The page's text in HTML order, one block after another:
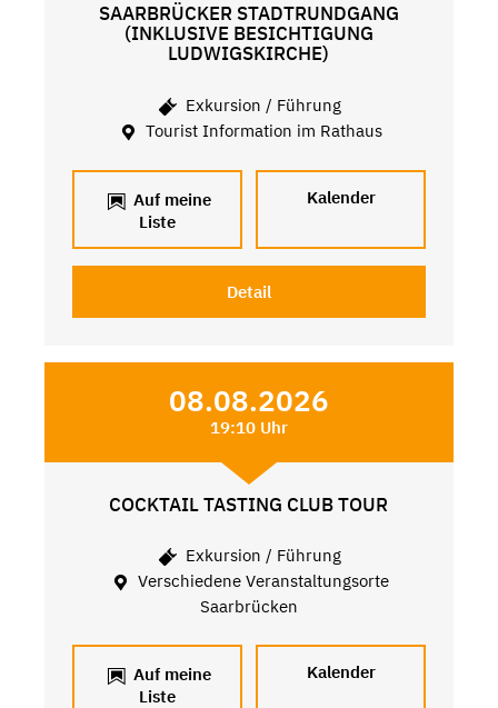
SAARBRÜCKER STADTRUNDGANG
(INKLUSIVE BESICHTIGUNG
LUDWIGSKIRCHE)
Exkursion / Führung
Tourist Information im Rathaus
Auf meine
Liste
Kalender
Detail
08.08.2026
19:10 Uhr
COCKTAIL TASTING CLUB TOUR
Exkursion / Führung
Verschiedene Veranstaltungsorte
Saarbrücken
Auf meine
Liste
Kalender